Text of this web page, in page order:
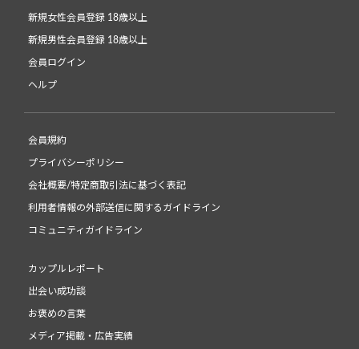
新規女性会員登録 18歳以上
新規男性会員登録 18歳以上
会員ログイン
ヘルプ
会員規約
プライバシーポリシー
会社概要/特定商取引法に基づく表記
利用者情報の外部送信に関するガイドライン
コミュニティガイドライン
カップルレポート
出会い成功談
お褒めの言葉
メディア掲載・広告実績